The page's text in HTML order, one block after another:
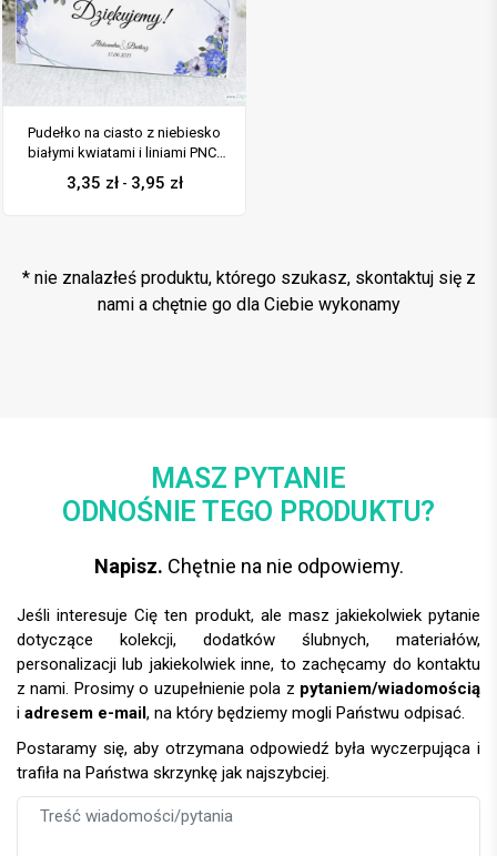
Pudełko na ciasto z niebiesko
białymi kwiatami i liniami PNC-
41-70
3,35 zł- 3,95 zł
* nie znalazłeś produktu, którego szukasz, skontaktuj się z
nami a chętnie go dla Ciebie wykonamy
MASZ PYTANIE
ODNOŚNIE TEGO PRODUKTU?
Napisz. Chętnie na nie odpowiemy.
Jeśli interesuje Cię ten produkt, ale masz jakiekolwiek pytanie
dotyczące kolekcji, dodatków ślubnych, materiałów,
personalizacji lub jakiekolwiek inne, to zachęcamy do kontaktu
z nami. Prosimy o uzupełnienie pola z pytaniem/wiadomością
i adresem e-mail, na który będziemy mogli Państwu odpisać.
Postaramy się, aby otrzymana odpowiedź była wyczerpująca i
trafiła na Państwa skrzynkę jak najszybciej.